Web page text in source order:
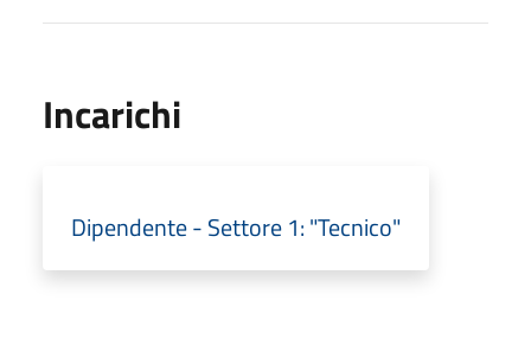
Incarichi
Dipendente - Settore 1: "Tecnico"